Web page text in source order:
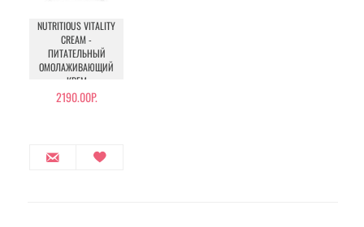
NUTRITIOUS VITALITY
CREAM -
ПИТАТЕЛЬНЫЙ
ОМОЛАЖИВАЮЩИЙ
КРЕМ
2190.00Р.